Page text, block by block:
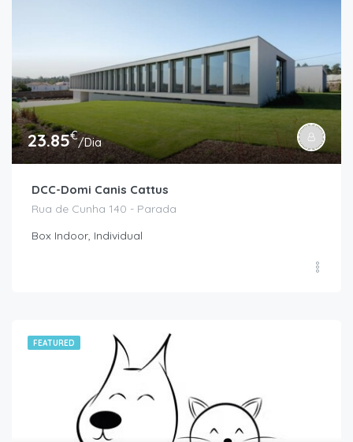
23.85€/Dia
DCC-Domi Canis Cattus
Rua de Cunha 140 - Parada
Box Indoor, Individual
FEATURED